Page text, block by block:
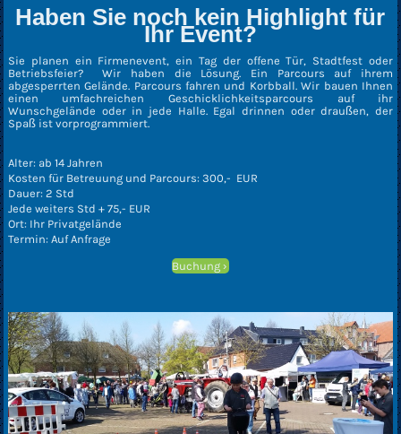
Haben Sie noch kein Highlight für
Ihr Event?
Sie planen ein Firmenevent, ein Tag der offene Tür, Stadtfest oder
Betriebsfeier? Wir haben die Lösung. Ein Parcours auf ihrem
abgesperrten Gelände. Parcours fahren und Korbball. Wir bauen Ihnen
einen umfachreichen Geschicklichkeitsparcours auf ihr
Wunschgelände oder in jede Halle. Egal drinnen oder draußen, der
Spaß ist vorprogrammiert.
Alter: ab 14 Jahren
Kosten für Betreuung und Parcours: 300,- EUR
Dauer: 2 Std
Jede weiters Std + 75,- EUR
Ort: Ihr Privatgelände
Termin: Auf Anfrage
Buchung